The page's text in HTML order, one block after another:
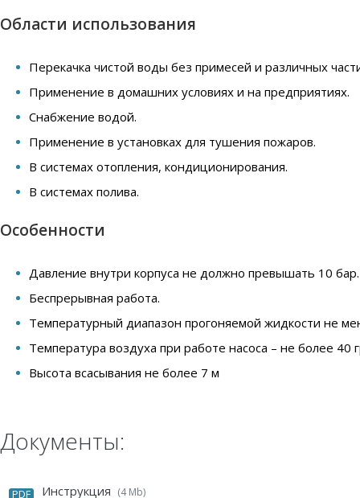
Области использования
Перекачка чистой воды без примесей и различных
Применение в домашних условиях и на предприятиях.
Снабжение водой.
Применение в установках для тушения пожаров.
В системах отопления, кондиционирования.
В системах полива.
Особенности
Давление внутри корпуса не должно превышать 10 бар.
Беспрерывная работа.
Температурный диапазон прогоняемой жидкости не
Температура воздуха при работе насоса – не более 40
Высота всасывания не более 7 м
Документы:
PDF Инструкция (4 Mb)